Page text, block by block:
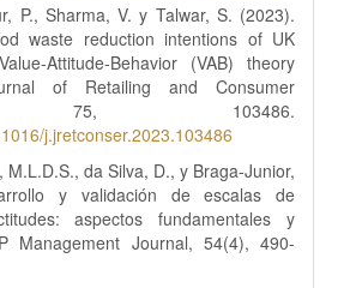
P., Sharma, V. y Talwar, S. (2023).
waste reduction intentions of UK
Attitude-Behavior (VAB) theory
of Retailing and Consumer
75, 103486.
j.jretconser.2023.103486
M.L.D.S., da Silva, D., y Braga-Junior,
y validación de escalas de
aspectos fundamentales y
Management Journal, 54(4), 490-